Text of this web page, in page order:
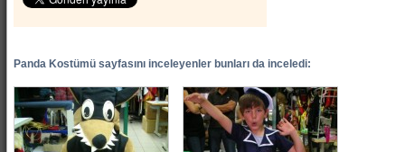
Panda Kostümü sayfasını inceleyenler bunları da inceledi: